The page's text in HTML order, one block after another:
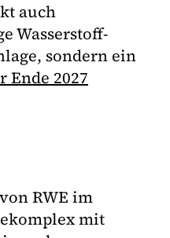
auch
Wasserstoff-
sondern ein
2027
RWE im
mit